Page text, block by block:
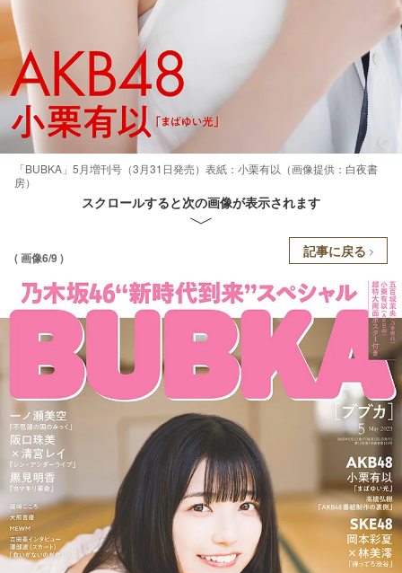
「BUBKA」5月増刊号（3月31日発売）表紙：小栗有以（画像提供：白夜書
房）
スクロールすると次の画像が表示されます
( 画像6/9 ) 記事に戻る